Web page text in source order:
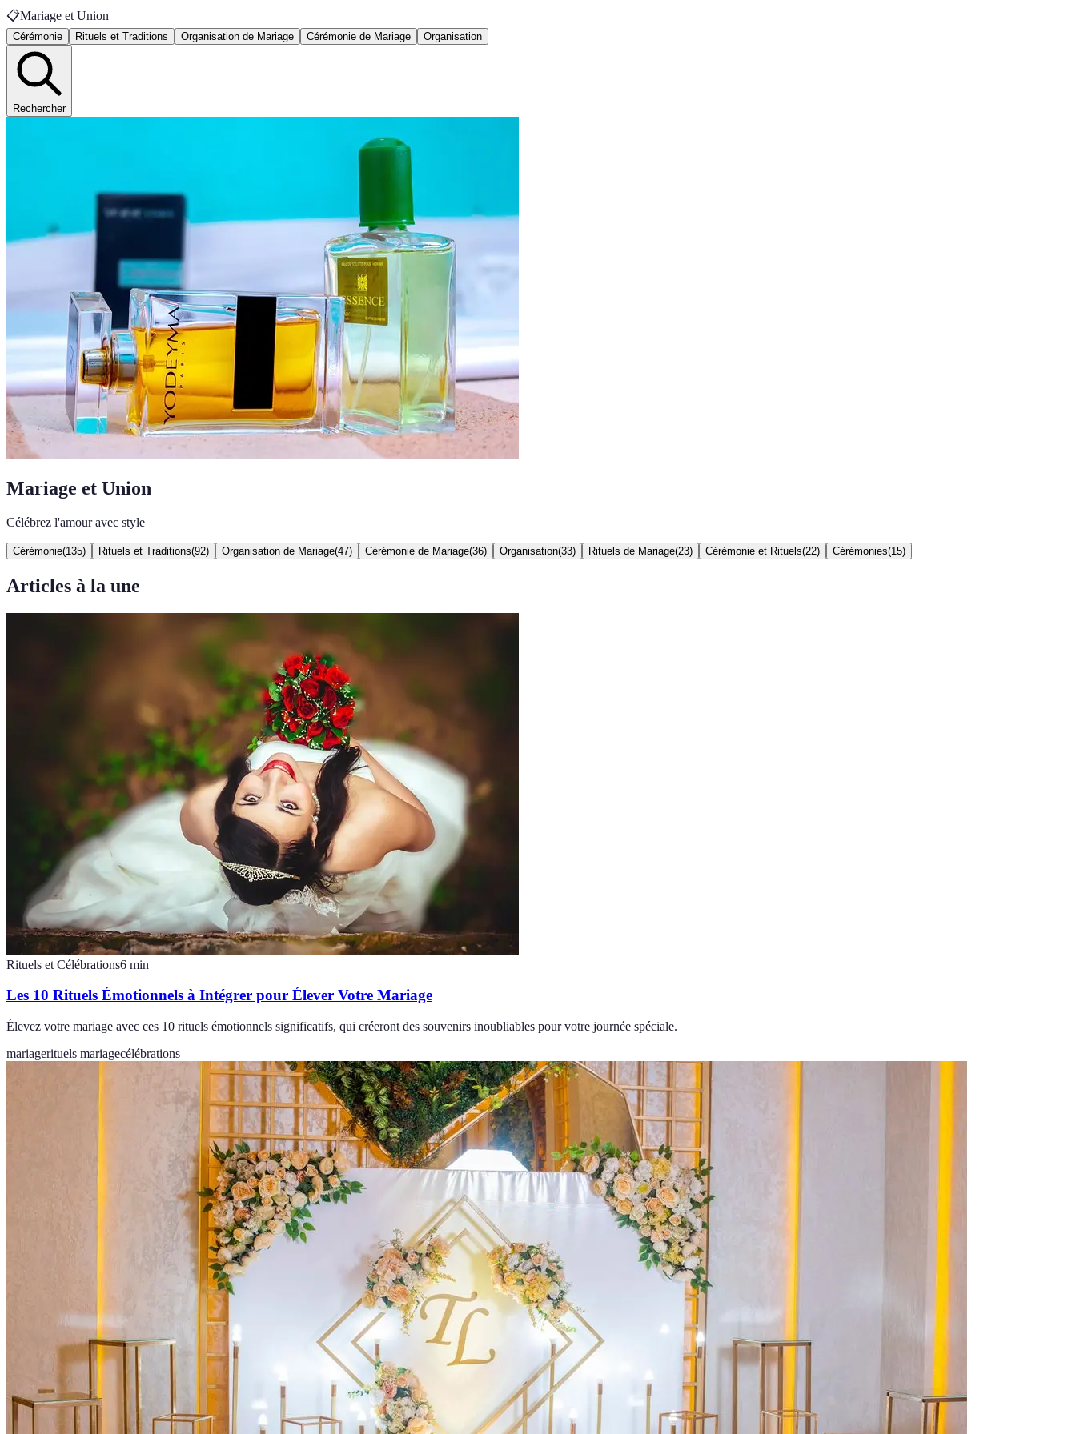
📋Mariage et Union
Cérémonie Rituels et Traditions Organisation de Mariage Cérémonie de Mariage Organisation
Rechercher
Mariage et Union
Célébrez l'amour avec style
Cérémonie(135) Rituels et Traditions(92) Organisation de Mariage(47) Cérémonie de Mariage(36) Organisation(33) Rituels de Mariage(23) Cérémonie et Rituels(22) Cérémonies(15)
Articles à la une
Rituels et Célébrations6 min
Les 10 Rituels Émotionnels à Intégrer pour Élever Votre Mariage
Élevez votre mariage avec ces 10 rituels émotionnels significatifs, qui créeront des souvenirs inoubliables pour votre journée spéciale.
mariagerituels mariagecélébrations